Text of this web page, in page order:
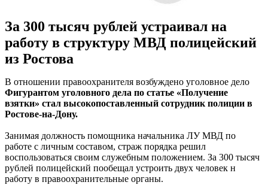
За 300 тысяч рублей устраивал на
работу в структуру МВД полицейский
из Ростова
В отношении правоохранителя возбуждено уголовное дело
Фигурантом уголовного дела по статье «Получение
взятки» стал высокопоставленный сотрудник полиции в
Ростове-на-Дону.
Занимая должность помощника начальника ЛУ МВД по
работе с личным составом, страж порядка решил
воспользоваться своим служебным положением. За 300 тысяч
рублей полицейский пообещал устроить двух человек н
работу в правоохранительные органы.